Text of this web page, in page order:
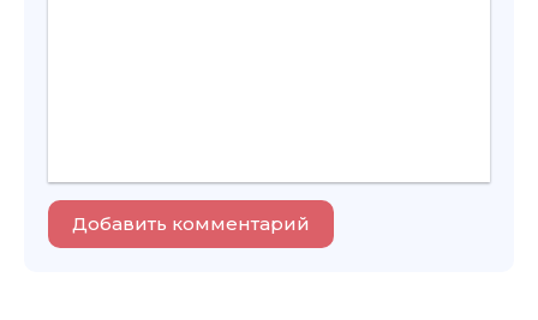
Добавить комментарий